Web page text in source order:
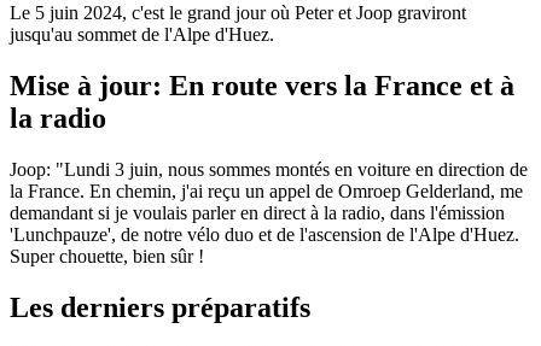
Le 5 juin 2024, c'est le grand jour où Peter et Joop graviront
jusqu'au sommet de l'Alpe d'Huez.
Mise à jour: En route vers la France et à
la radio
Joop: "Lundi 3 juin, nous sommes montés en voiture en direction de
la France. En chemin, j'ai reçu un appel de Omroep Gelderland, me
demandant si je voulais parler en direct à la radio, dans l'émission
'Lunchpauze', de notre vélo duo et de l'ascension de l'Alpe d'Huez.
Super chouette, bien sûr !
Les derniers préparatifs